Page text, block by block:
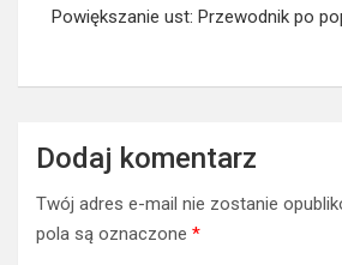
Powiększanie ust: Przewodnik po
Dodaj komentarz
Twój adres e-mail nie zostanie
pola są oznaczone *